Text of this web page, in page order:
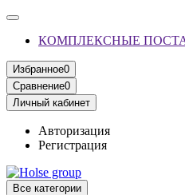
КОМПЛЕКСНЫЕ
Избранное0
Сравнение0
Личный кабинет
Авторизация
Регистрация
Все категории